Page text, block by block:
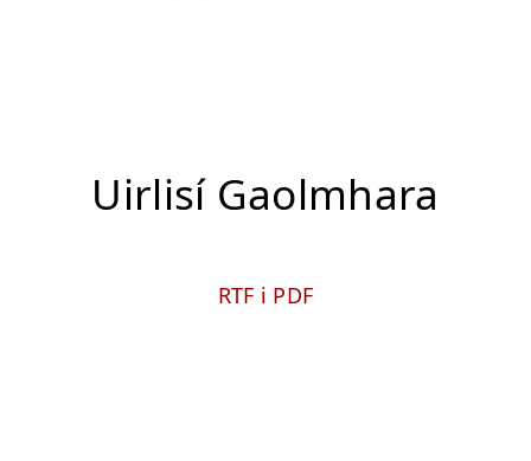
Uirlisí Gaolmhara
RTF i PDF